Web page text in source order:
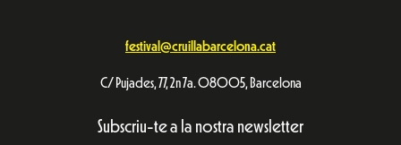
festival@cruillabarcelona.cat
C/ Pujades, 77, 2n 7a. 08005, Barcelona
Subscriu-te a la nostra newsletter